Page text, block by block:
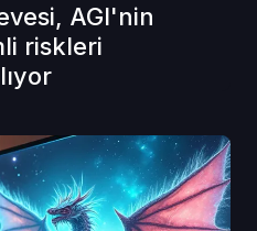
AGI'nin
riskleri